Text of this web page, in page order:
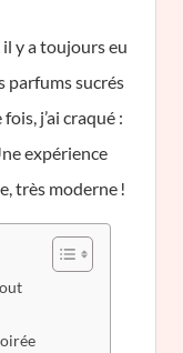
il y a toujours eu
parfums sucrés
j’ai craqué :
expérience
très moderne !